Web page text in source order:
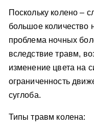
Поскольку колено –
большое количество
проблема ночных
вследствие травм,
изменение цвета на
ограниченность
суглоба.
Типы травм колена: